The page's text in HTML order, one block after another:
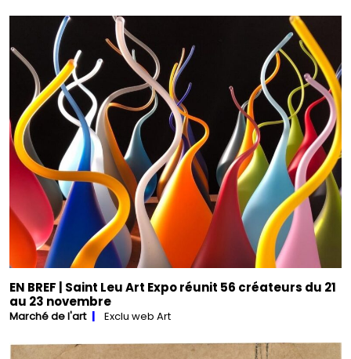
EN BREF | Saint Leu Art Expo réunit 56 créateurs du 21
au 23 novembre
Marché de l'art Exclu web Art